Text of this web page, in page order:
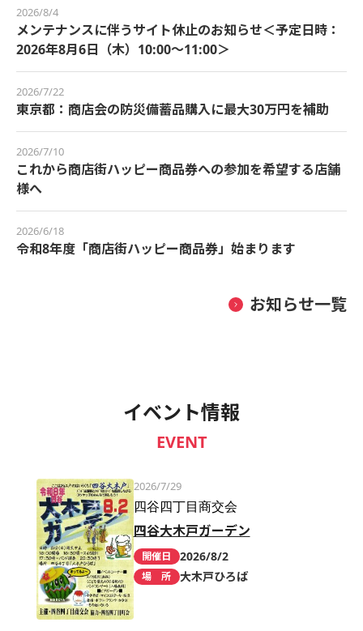
2026/8/4
メンテナンスに伴うサイト休止のお知らせ＜予定日時：
2026年8月6日（木）10:00～11:00＞
2026/7/22
東京都：商店会の防災備蓄品購入に最大30万円を補助
2026/7/10
これから商店街ハッピー商品券への参加を希望する店舗
様へ
2026/6/18
令和8年度「商店街ハッピー商品券」始まります
お知らせ一覧
イベント情報
EVENT
2026/7/29
四谷四丁目商交会
四谷大木戸ガーデン
開催日 2026/8/2
場 所 大木戸ひろば